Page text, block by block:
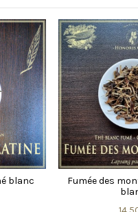
blanc
Fumée des